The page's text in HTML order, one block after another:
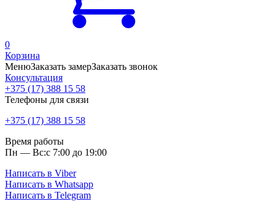
0
Корзина
МенюЗаказать замерЗаказать звонок
Консультация
+375 (17) 388 15 58
Телефоны для связи
+375 (17) 388 15 58
Время работы
Пн — Вс:с 7:00 до 19:00
Написать в Viber
Написать в Whatsapp
Написать в Telegram